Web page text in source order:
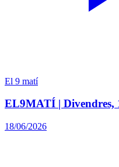
El 9 matí
EL9MATÍ | Divendres,
18/06/2026